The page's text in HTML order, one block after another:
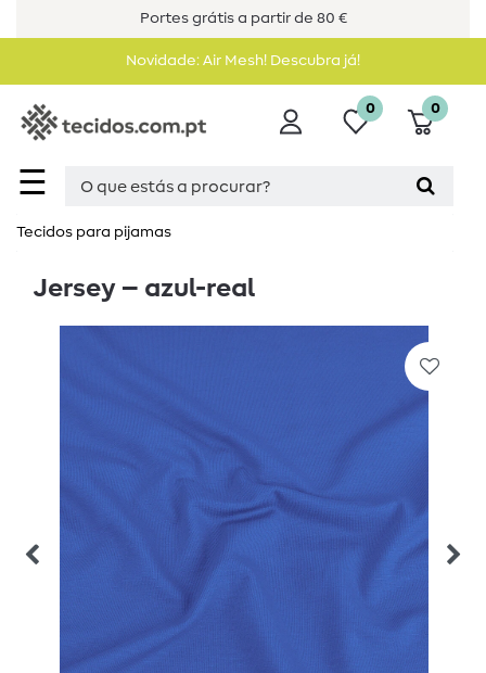
Portes grátis a partir de 80 €
Novidade: Air Mesh! Descubra já!
☰
0 0
Tecidos para pijamas
Jersey – azul-real